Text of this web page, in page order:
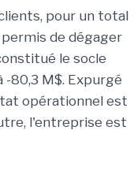
pour un total
de dégager
le socle
80,3 M$. Expurgé
opérationnel est
l'entreprise est